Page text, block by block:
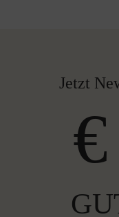
Jetzt